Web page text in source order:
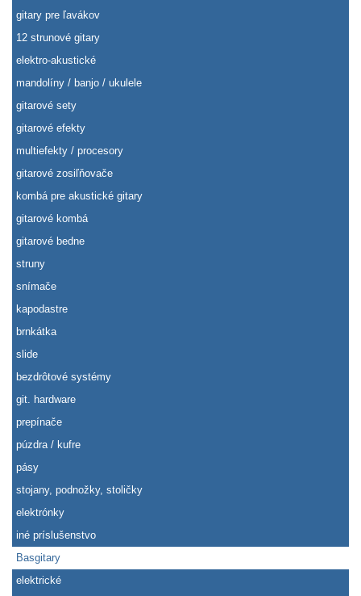
gitary pre ľavákov
12 strunové gitary
elektro-akustické
mandolíny / banjo / ukulele
gitarové sety
gitarové efekty
multiefekty / procesory
gitarové zosiľňovače
kombá pre akustické gitary
gitarové kombá
gitarové bedne
struny
snímače
kapodastre
brnkátka
slide
bezdrôtové systémy
git. hardware
prepínače
púzdra / kufre
pásy
stojany, podnožky, stoličky
elektrónky
iné príslušenstvo
Basgitary
elektrické